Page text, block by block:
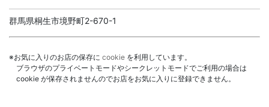
群馬県桐生市境野町2-670-1
※お気に入りのお店の保存に cookie を利用しています。
ブラウザのプライベートモードやシークレットモードでご利用の場合は
cookie が保存されませんのでお店をお気に入りに登録できません。